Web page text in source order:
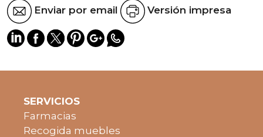
Enviar por email Versión impresa
SERVICIOS
Farmacias
Recogida muebles